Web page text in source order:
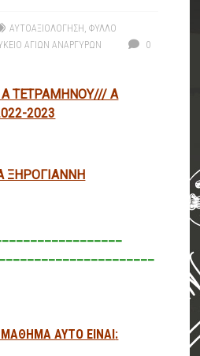
ΑΥΤΟΑΞΙΟΛΟΓΗΣΗ ,ΦΥΛΛΟ
ΑΓΙΩΝ ΑΝΑΡΓΥΡΩΝ
0
Α ΤΕΤΡΑΜΗΝΟΥ/// Α
2023
ΞΗΡΟΓΙΑΝΝΗ
ΑΥΤΟ ΕΙΝΑΙ: